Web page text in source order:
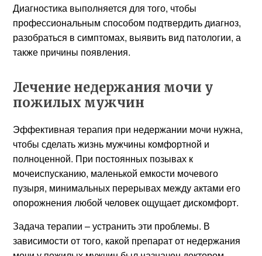
Диагностика выполняется для того, чтобы
профессиональным способом подтвердить диагноз,
разобраться в симптомах, выявить вид патологии, а
также причины появления.
Лечение недержания мочи у
пожилых мужчин
Эффективная терапия при недержании мочи нужна,
чтобы сделать жизнь мужчины комфортной и
полноценной. При постоянных позывах к
мочеиспусканию, маленькой емкости мочевого
пузыря, минимальных перерывах между актами его
опорожнения любой человек ощущает дискомфорт.
Задача терапии – устранить эти проблемы. В
зависимости от того, какой препарат от недержания